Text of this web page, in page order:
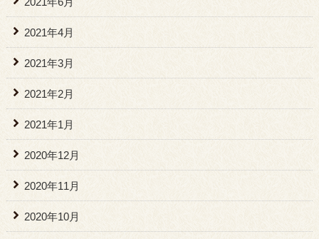
2021年4月
2021年3月
2021年2月
2021年1月
2020年12月
2020年11月
2020年10月